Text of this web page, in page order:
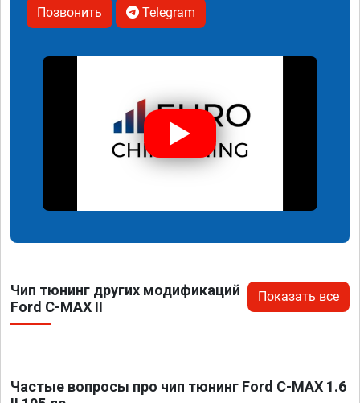
Позвонить Telegram
Чип тюнинг других модификаций
Ford C-MAX II
Показать все
Частые вопросы про чип тюнинг Ford C-MAX 1.6